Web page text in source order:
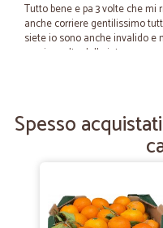
Tutto bene e pa 3 volte che
anche corriere gentilissimo
siete io sono anche invalido e
grazie molte dell aiuto
Spedizione fulminea
Spedizione fulminea prodotti
—Giorgina
Spesso